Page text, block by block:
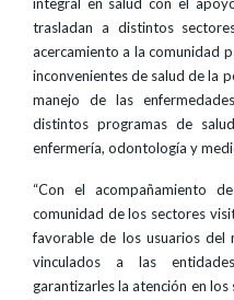
trasladan a distintos
acercamiento a la comunidad
inconvenientes de salud de la
manejo de las
distintos programas de
enfermería, odontología y
“Con el acompañamiento
comunidad de los sectores
favorable de los usuarios del
vinculados a las
garantizarles la atención en